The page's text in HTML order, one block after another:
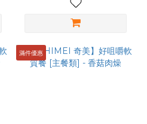
滿件優惠